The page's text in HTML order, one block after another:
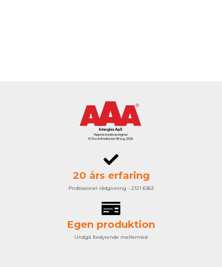
20 års erfaring
Professionel rådgivning - 2121 6363
Egen produktion
Undgå fordyrende mellemled